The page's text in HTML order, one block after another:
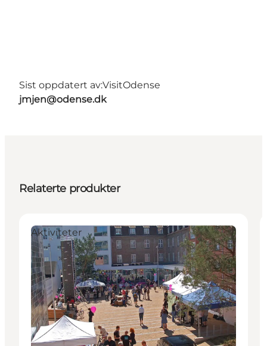
Sist oppdatert av:VisitOdense
jmjen@odense.dk
Relaterte produkter
Aktiviteter